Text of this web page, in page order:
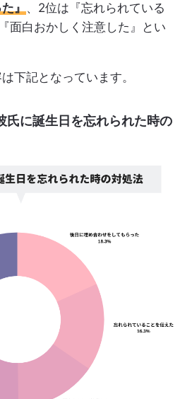
』、2位は『忘れられている
面白おかしく注意した』とい
下記となっています。
氏に誕生日を忘れられた時の